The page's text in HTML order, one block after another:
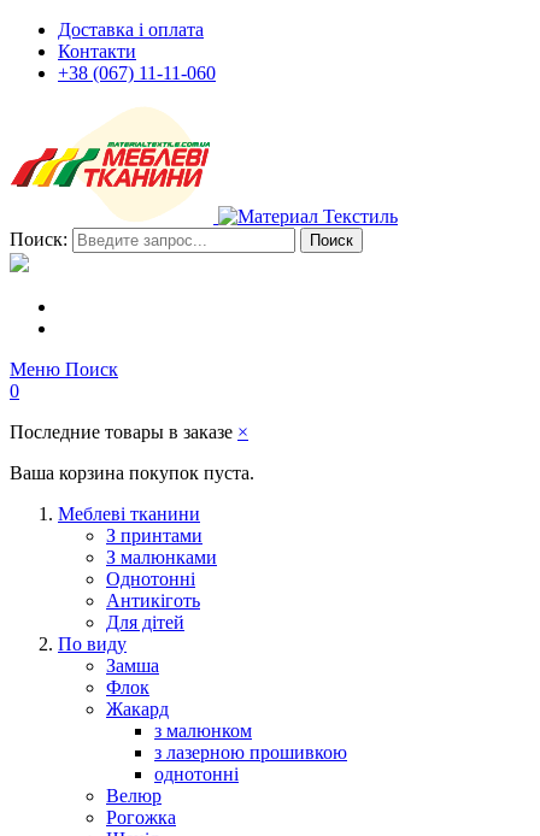
Доставка і оплата
Контакти
+38 (067) 11-11-060
Поиск: Поиск
Меню Поиск
0
Последние товары в заказе ×
Ваша корзина покупок пуста.
Меблеві тканини
З принтами
З малюнками
Однотонні
Антикіготь
Для дітей
По виду
Замша
Флок
Жакард
з малюнком
з лазерною прошивкою
однотонні
Велюр
Рогожка